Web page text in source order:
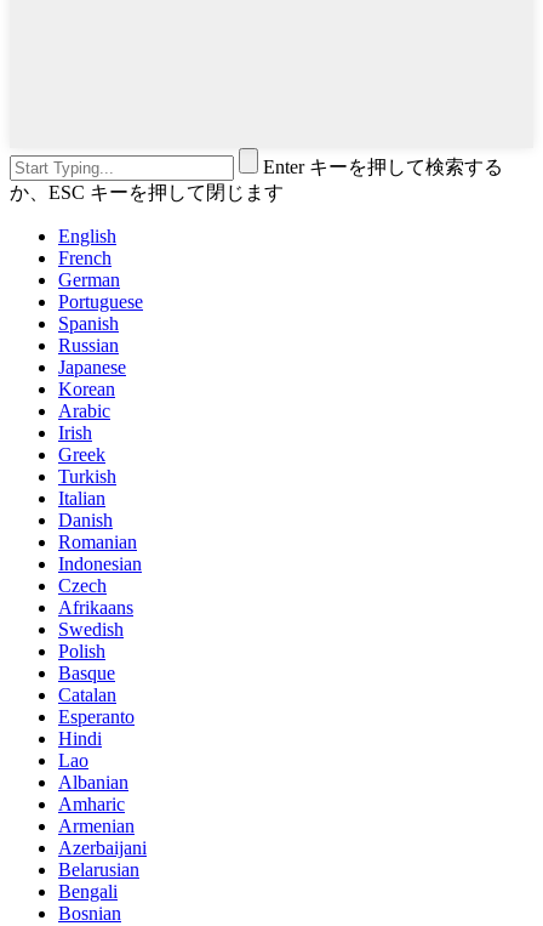
Enter キーを押して検索する
か、ESC キーを押して閉じます
English
French
German
Portuguese
Spanish
Russian
Japanese
Korean
Arabic
Irish
Greek
Turkish
Italian
Danish
Romanian
Indonesian
Czech
Afrikaans
Swedish
Polish
Basque
Catalan
Esperanto
Hindi
Lao
Albanian
Amharic
Armenian
Azerbaijani
Belarusian
Bengali
Bosnian